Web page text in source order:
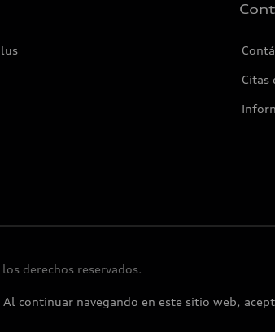
Citas
derechos reservados.
continuar navegando en este sitio web,